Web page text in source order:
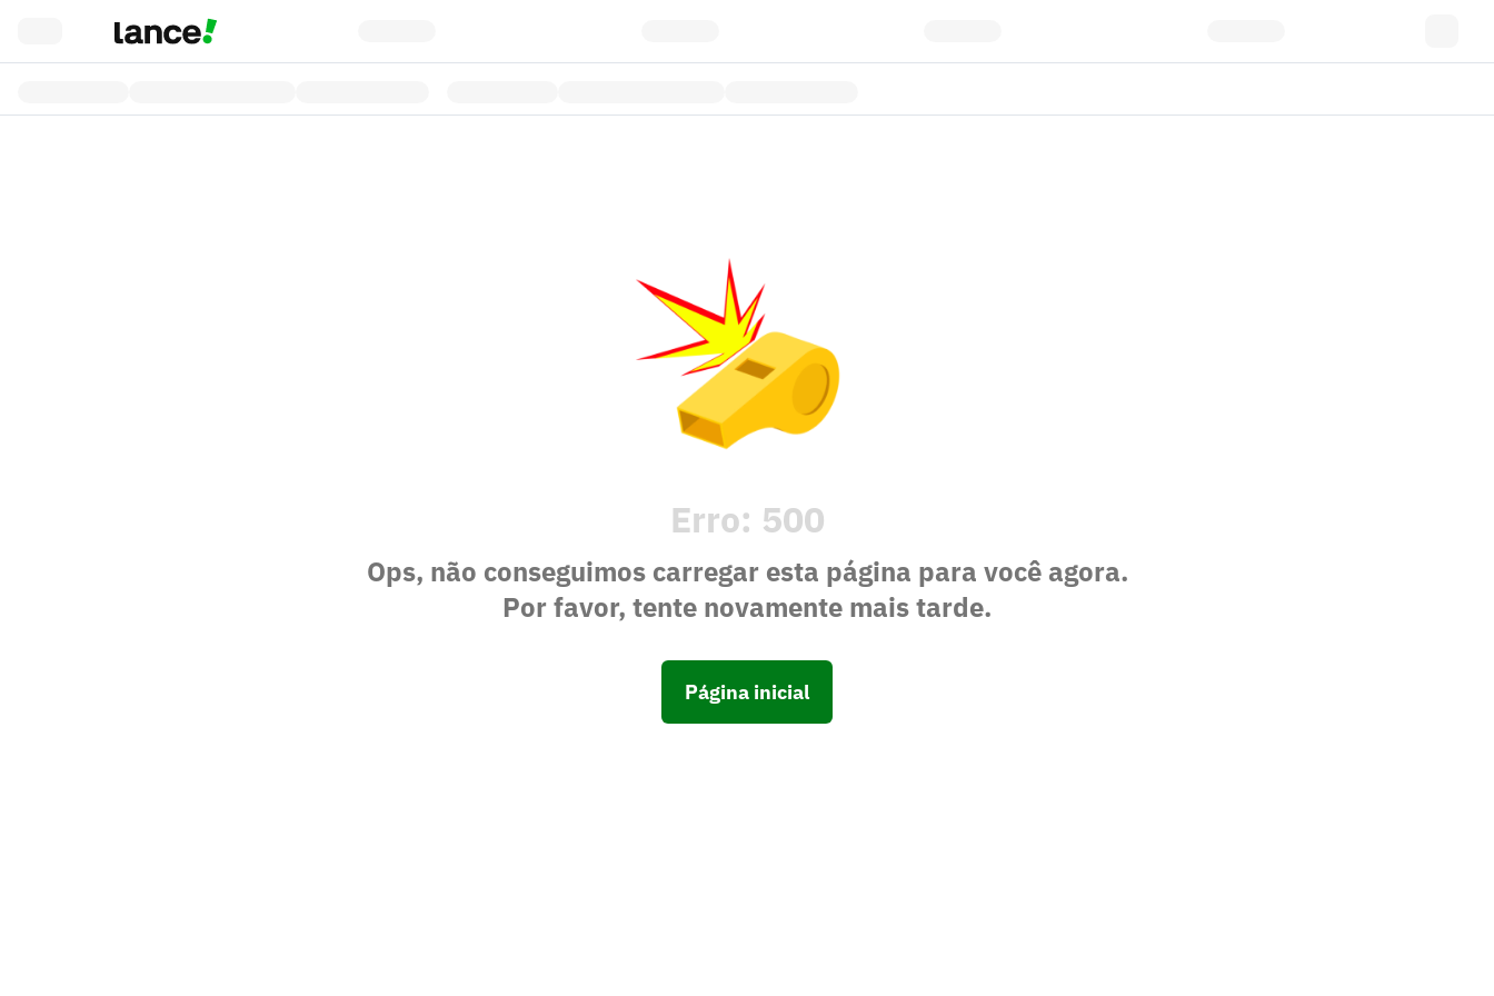
Erro: 500
Ops, não conseguimos carregar esta página para você agora.
Por favor, tente novamente mais tarde.
Página inicial